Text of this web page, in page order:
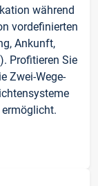
während
vordefinierten
Ankunft,
Profitieren Sie
Zwei-Wege-